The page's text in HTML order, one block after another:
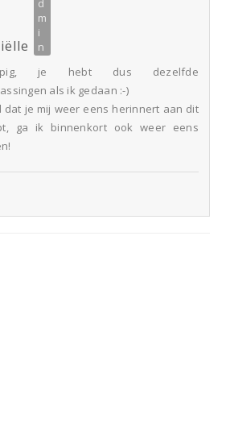
je hebt dus dezelfde
als ik gedaan :-)
dat je mij weer eens herinnert aan dit
ga ik binnenkort ook weer eens